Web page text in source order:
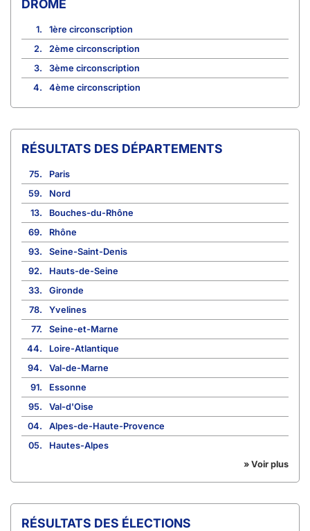
DRÔME
1.
1ère circonscription
2.
2ème circonscription
3.
3ème circonscription
4.
4ème circonscription
RÉSULTATS DES DÉPARTEMENTS
75.
Paris
59.
Nord
13.
Bouches-du-Rhône
69.
Rhône
93.
Seine-Saint-Denis
92.
Hauts-de-Seine
33.
Gironde
78.
Yvelines
77.
Seine-et-Marne
44.
Loire-Atlantique
94.
Val-de-Marne
91.
Essonne
95.
Val-d'Oise
04.
Alpes-de-Haute-Provence
05.
Hautes-Alpes
» Voir plus
RÉSULTATS DES ÉLECTIONS